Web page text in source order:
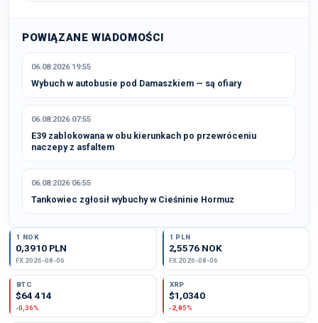
POWIĄZANE WIADOMOŚCI
06.08.2026 19:55
Wybuch w autobusie pod Damaszkiem — są ofiary
06.08.2026 07:55
E39 zablokowana w obu kierunkach po przewróceniu
naczepy z asfaltem
06.08.2026 06:55
Tankowiec zgłosił wybuchy w Cieśninie Hormuz
1 NOK
0,3910 PLN
FX 2026-08-06
1 PLN
2,5576 NOK
FX 2026-08-06
BTC
$64 414
-0,36%
XRP
$1,0340
-2,85%